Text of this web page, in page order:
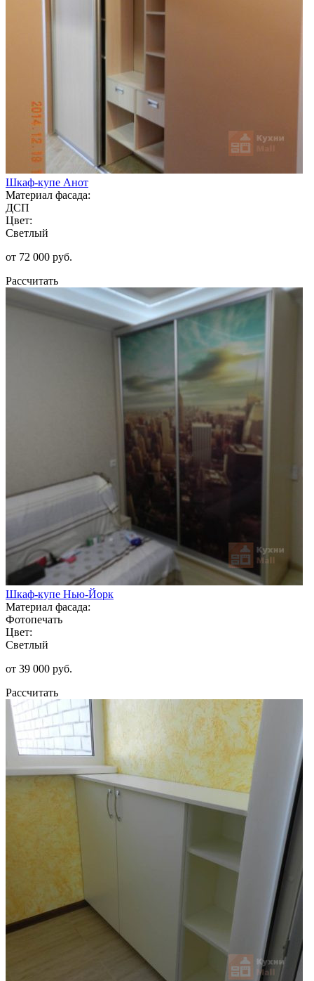
Шкаф-купе Анот
Материал фасада:
ДСП
Цвет:
Светлый
от 72 000 руб.
Рассчитать
Шкаф-купе Нью-Йорк
Материал фасада:
Фотопечать
Цвет:
Светлый
от 39 000 руб.
Рассчитать